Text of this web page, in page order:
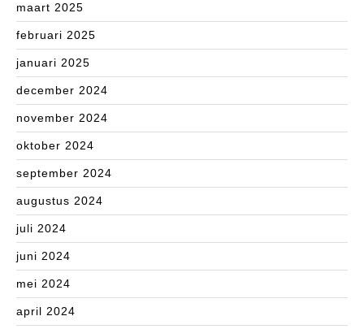
maart 2025
februari 2025
januari 2025
december 2024
november 2024
oktober 2024
september 2024
augustus 2024
juli 2024
juni 2024
mei 2024
april 2024